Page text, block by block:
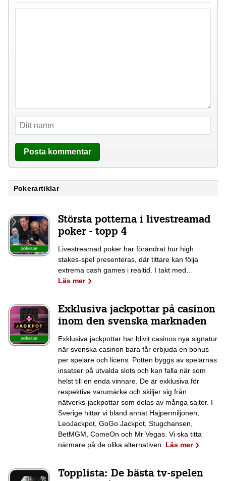
Pokerartiklar
Största potterna i livestreamad
poker - topp 4
Livestreamad poker har förändrat hur high
stakes-spel presenteras, där tittare kan följa
extrema cash games i realtid. I takt med…
Läs mer
Exklusiva jackpottar på casinon
inom den svenska marknaden
Exklusiva jackpottar har blivit casinos nya signatur
när svenska casinon bara får erbjuda en bonus
per spelare och licens. Potten byggs av spelarnas
insatser på utvalda slots och kan falla när som
helst till en enda vinnare. De är exklusiva för
respektive varumärke och skiljer sig från
nätverks-jackpottar som delas av många sajter. I
Sverige hittar vi bland annat Hajpermiljonen,
LeoJackpot, GoGo Jackpot, Stugchansen,
BetMGM, ComeOn och Mr Vegas. Vi ska titta
närmare på de olika alternativen. Läs mer
Topplista: De bästa tv-spelen